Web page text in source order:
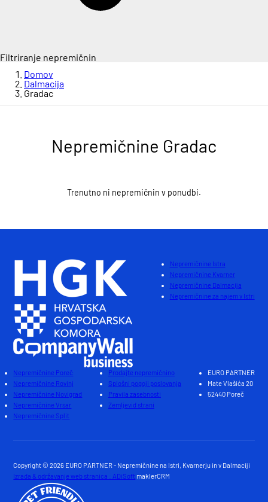
Filtriranje nepremičnin
Domov
Dalmacija
Gradac
Nepremičnine Gradac
Trenutno ni nepremičnin v ponudbi.
Nepremičnine Istra
Nepremičnine Kvarner
Nepremičnine Dalmacija
Nepremičnine za najem v Istri
Nepremičnine Poreč
Nepremičnine Rovinj
Nepremičnine Novigrad
Nepremičnine Vrsar
Nepremičnine Split
Prodajte nepremičnino
Splošni pogoji poslovanja
Pravila zasebnosti
Zemljevid strani
EURO PARTNER
Mate Vlašića 20
52440 Poreč
Copyright © 2026 EURO PARTNER - Nepremičnine na Istri, Kvarnerju in v Dalmaciji
Izrada & održavanje web stranica : ADiSoft maklerCRM